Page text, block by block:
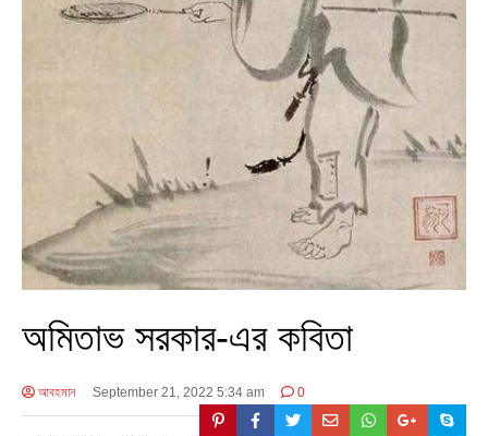
অমিতাভ সরকার-এর কবিতা
আবহমান September 21, 2022 5:34 am 0